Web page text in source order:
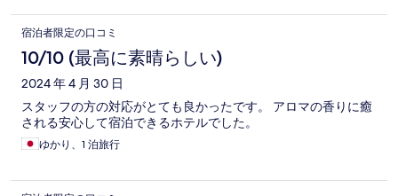
宿泊者限定の口コミ
10/10 (最高に素晴らしい)
2024 年 4 月 30 日
スタッフの方の対応がとても良かったです。 アロマの香りに癒
される安心して宿泊できるホテルでした。
ゆかり、1 泊旅行